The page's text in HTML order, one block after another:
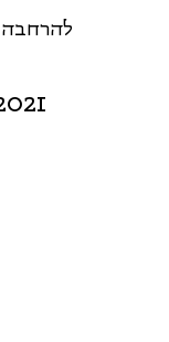
← להרחבה